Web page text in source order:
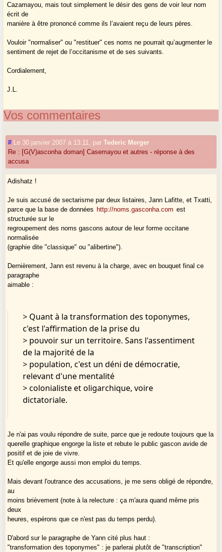
Cazamayou, mais tout simplement le désir des gens de voir leur nom
écrit de
manière à être prononcé comme ils l’avaient reçu de leurs pères.
Vouloir "normaliser" ou "restituer" ces noms ne pourrait qu’augmenter le
sentiment de rejet de l’occitanisme et de ses suivants.
Cordialement,
J.L.
Vos commentaires
# Le 30 janvier 2007 à 13:11 parTederic Merger
Re : [G(V)asconha doman] Casemayou et autres - réponse à des
accusa
Adishatz !
Je suis accusé de sectarisme par deux listaires, Jann Lafitte, et Txatti,
parce que la base de données http://noms.gasconha.com est
structurée sur le
regroupement des noms gascons autour de leur forme occitane
normalisée
(graphie dite "classique" ou "alibertine").
Dernièrement, Jann est revenu à la charge, avec en bouquet final ce
paragraphe
aimable :
> Quant à la transformation des toponymes,
c'est l'affirmation de la prise du
> pouvoir sur un territoire. Sans l'assentiment
de la majorité de la
> population, c'est un déni de démocratie,
relevant d'une mentalité
> colonialiste et oligarchique, voire
dictatoriale.
Je n'ai pas voulu répondre de suite, parce que je redoute toujours que la
querelle graphique engorge la liste et rebute le public gascon avide de
positif et de joie de vivre.
Et qu'elle engorge aussi mon emploi du temps.
Mais devant l'outrance des accusations, je me sens obligé de répondre,
au
moins brièvement (note à la relecture : ça m'aura quand même pris
deux
heures, espérons que ce n'est pas du temps perdu).
D'abord sur le paragraphe de Yann cité plus haut :
"transformation des toponymes" : je parlerai plutôt de "transcription"